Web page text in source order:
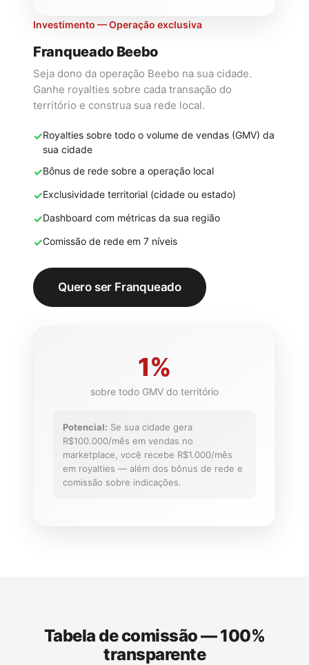
Investimento — Operação exclusiva
Franqueado Beebo
Seja dono da operação Beebo na sua cidade.
Ganhe royalties sobre cada transação do
território e construa sua rede local.
✓Royalties sobre todo o volume de vendas (GMV) da
sua cidade
✓Bônus de rede sobre a operação local
✓Exclusividade territorial (cidade ou estado)
✓Dashboard com métricas da sua região
✓Comissão de rede em 7 níveis
Quero ser Franqueado
1%
sobre todo GMV do território
Potencial: Se sua cidade gera
R$100.000/mês em vendas no
marketplace, você recebe R$1.000/mês
em royalties — além dos bônus de rede e
comissão sobre indicações.
Tabela de comissão — 100%
transparente